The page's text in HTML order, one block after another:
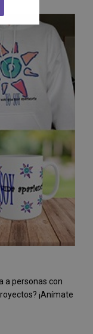
a personas con
¡Anímate